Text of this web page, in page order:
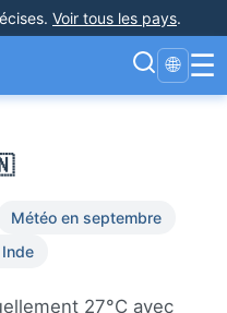
. Voir tous les pays.
🌐 ☰
Météo en septembre
27°C avec